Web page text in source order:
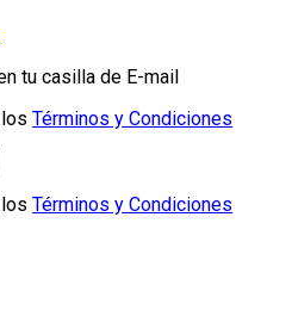
tu casilla de E-mail
Términos y Condiciones
Términos y Condiciones